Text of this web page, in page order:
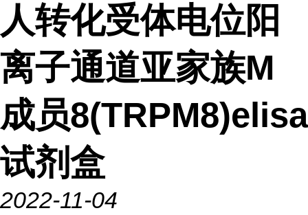
人转化受体电位阳
离子通道亚家族M
成员8(TRPM8)elisa
试剂盒
2022-11-04